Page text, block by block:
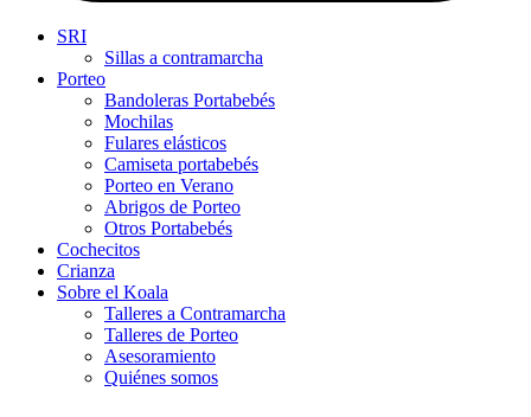
SRI
Sillas a contramarcha
Porteo
Bandoleras Portabebés
Mochilas
Fulares elásticos
Camiseta portabebés
Porteo en Verano
Abrigos de Porteo
Otros Portabebés
Cochecitos
Crianza
Sobre el Koala
Talleres a Contramarcha
Talleres de Porteo
Asesoramiento
Quiénes somos